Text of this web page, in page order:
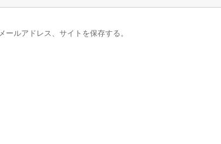
ルアドレス、サイトを保存する。